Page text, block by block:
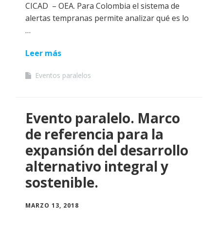
CICAD – OEA. Para Colombia el sistema de
alertas tempranas permite analizar qué es lo
…
Leer más
Eventos paralelos
Evento paralelo. Marco
de referencia para la
expansión del desarrollo
alternativo integral y
sostenible.
MARZO 13, 2018